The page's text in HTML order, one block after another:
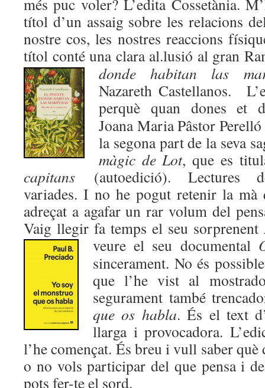
més puc voler? L’edita Cossetània.
títol d’un assaig sobre les relacions
nostre cos, les nostres reaccions
títol conté una clara al.lusió al gran
donde habitan las
Nazareth Castellanos.
perquè quan dones et
Joana Maria Pâstor
la segona part de la seva
màgic de Lot, que es
capitans (autoedició). Lectures
variades. I no he pogut retenir la mà
adreçat a agafar un rar volum del
Vaig llegir fa temps el seu sorprenent
veure el seu documental
sincerament. No és
que l’he vist al
segurament també
que os habla. És el text
llarga i provocadora.
l’he començat. És breu i vull saber
o no vols participar del que pensa i
pots fer-te el sord.